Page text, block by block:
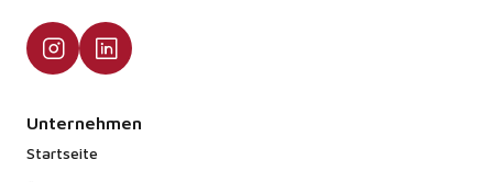
Unternehmen
Startseite